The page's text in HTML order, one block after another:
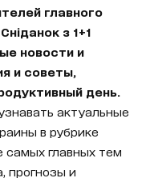
главного
з 1+1
новости и
и советы,
день.
актуальные
в рубрике
самых главных тем
прогнозы и